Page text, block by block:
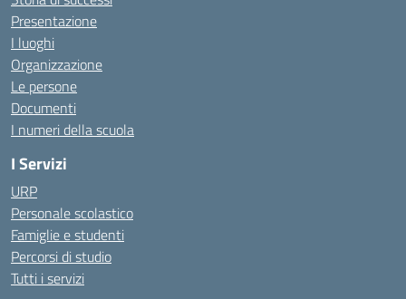
Presentazione
I luoghi
Organizzazione
Le persone
Documenti
I numeri della scuola
I Servizi
URP
Personale scolastico
Famiglie e studenti
Percorsi di studio
Tutti i servizi